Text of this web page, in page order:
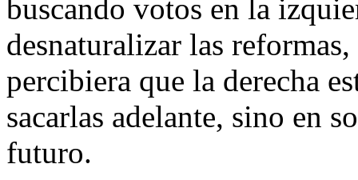
buscando votos en la
desnaturalizar las
percibiera que la derecha
sacarlas adelante, sino en
futuro.